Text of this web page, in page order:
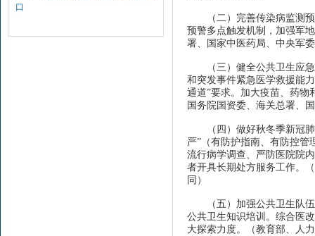
口
（二）完善传染病监测预
预警多点触发机制，加强军
署、国家中医药局、中央军
（三）健全公共卫生应急
和突发事件紧急医学救援能
通道”要求。加大疫苗、药物
国务院国资委、海关总署、
（四）做好秋冬季新冠肺
严”（有防护指南、有防控
流行病学调查、严防医院院
者开具长期处方服务工作。
同）
（五）加强公共卫生队伍
公共卫生知识培训。综合医
大探索力度。（教育部、人